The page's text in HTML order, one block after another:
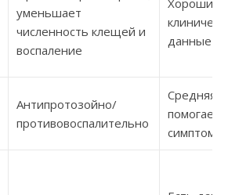
уменьшает
численность клещей и
воспаление
данные
Антипротозойно/
противовоспалительно
Средняя
помогает